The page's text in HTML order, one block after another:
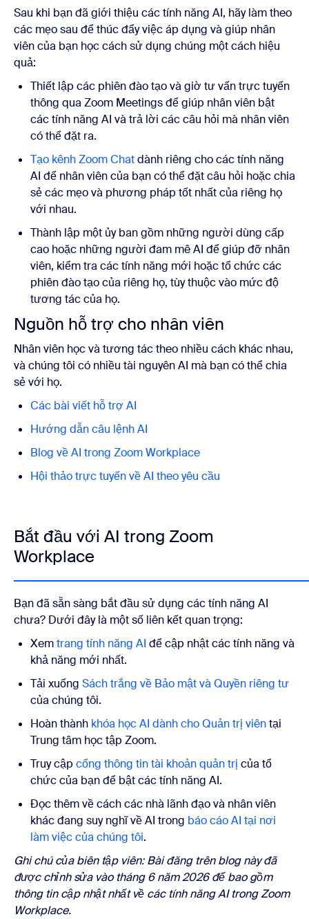
Sau khi bạn đã giới thiệu các tính năng AI, hãy làm theo
các mẹo sau để thúc đẩy việc áp dụng và giúp nhân
viên của bạn học cách sử dụng chúng một cách hiệu
quả:
Thiết lập các phiên đào tạo và giờ tư vấn trực tuyến
thông qua Zoom Meetings để giúp nhân viên bật
các tính năng AI và trả lời các câu hỏi mà nhân viên
có thể đặt ra.
Tạo kênh Zoom Chatdành riêng cho các tính năng
AI để nhân viên của bạn có thể đặt câu hỏi hoặc chia
sẻ các mẹo và phương pháp tốt nhất của riêng họ
với nhau.
Thành lập một ủy ban gồm những người dùng cấp
cao hoặc những người đam mê AI để giúp đỡ nhân
viên, kiểm tra các tính năng mới hoặc tổ chức các
phiên đào tạo của riêng họ, tùy thuộc vào mức độ
tương tác của họ.
Nguồn hỗ trợ cho nhân viên
Nhân viên học và tương tác theo nhiều cách khác nhau,
và chúng tôi có nhiều tài nguyên AI mà bạn có thể chia
sẻ với họ.
Các bài viết hỗ trợ AI
Hướng dẫn câu lệnh AI
Blog về AI trong Zoom Workplace
Hội thảo trực tuyến về AI theo yêu cầu
Bắt đầu với AI trong Zoom
Workplace
Bạn đã sẵn sàng bắt đầu sử dụng các tính năng AI
chưa? Dưới đây là một số liên kết quan trọng:
Xemtrang tính năng AI để cập nhật các tính năng và
khả năng mới nhất.
Tải xuống Sách trắng về Bảo mật và Quyền riêng tư
của chúng tôi.
Hoàn thành khóa học AI dành cho Quản trị viêntại
Trung tâm học tập Zoom.
Truy cập cổng thông tin tài khoản quản trị của tổ
chức của bạn để bật các tính năng AI.
Đọc thêm về cách các nhà lãnh đạo và nhân viên
khác đang suy nghĩ về AI trong báo cáo AI tại nơi
làm việc của chúng tôi.
Ghi chú của biên tập viên: Bài đăng trên blog này đã
được chỉnh sửa vào tháng 6 năm 2026 để bao gồm
thông tin cập nhật nhất về các tính năng AI trong Zoom
Workplace.